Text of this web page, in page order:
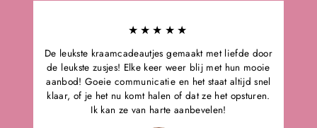
★★★★★
De leukste kraamcadeautjes gemaakt met liefde door
de leukste zusjes! Elke keer weer blij met hun mooie
aanbod! Goeie communicatie en het staat altijd snel
klaar, of je het nu komt halen of dat ze het opsturen.
Ik kan ze van harte aanbevelen!